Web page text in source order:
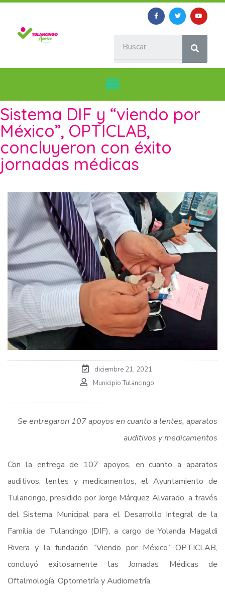
Sistema DIF y “viendo por
México”, OPTICLAB,
concluyeron con éxito
jornadas médicas
diciembre 21, 2021
Municipio Tulancingo
Se entregaron 107 apoyos en cuanto a lentes, aparatos
auditivos y medicamentos
Con la entrega de 107 apoyos, en cuanto a aparatos
auditivos, lentes y medicamentos, el Ayuntamiento de
Tulancingo, presidido por Jorge Márquez Alvarado, a través
del Sistema Municipal para el Desarrollo Integral de la
Familia de Tulancingo (DIF), a cargo de Yolanda Magaldi
Rivera y la fundación “Viendo por México” OPTICLAB,
concluyó exitosamente las Jornadas Médicas de
Oftalmología, Optometría y Audiometría.